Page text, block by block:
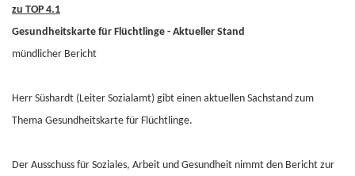
zu TOP 4.1
Gesundheitskarte für Flüchtlinge - Aktueller Stand
mündlicher Bericht
Herr Süshardt (Leiter Sozialamt) gibt einen aktuellen Sachstand zum
Thema Gesundheitskarte für Flüchtlinge.
Der Ausschuss für Soziales, Arbeit und Gesundheit nimmt den Bericht zur